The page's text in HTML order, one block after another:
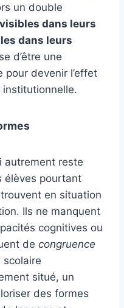
un double
dans leurs
dans leurs
d’être une
pour devenir l’effet
institutionnelle.
autrement reste
élèves pourtant
en situation
Ils ne manquent
cognitives ou
de congruence
scolaire
situé, un
des formes